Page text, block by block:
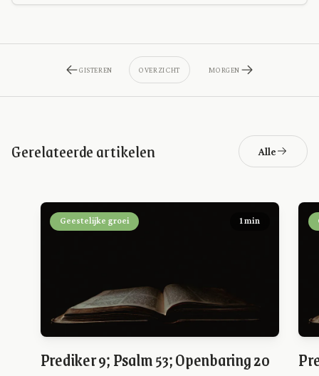
GISTEREN OVERZICHT MORGEN
Gerelateerde artikelen Alle
Geestelijke groei 1 min
Prediker 9; Psalm 53; Openbaring 20